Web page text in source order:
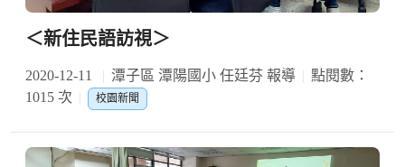
＜新住民語訪視＞
2020-12-11 潭子區 潭陽國小 任廷芬 報導
點閱數：
1015 次
校園新聞